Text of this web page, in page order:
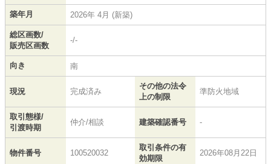
築年月 2026年 4月 (新築)
総区画数/
販売区画数
-/-
向き 南
現況 完成済み
その他の法令
上の制限
準防火地域
取引態様/
引渡時期
仲介/相談 建築確認番号 -
物件番号 100520032
取引条件の有
効期限
2026年08月22日